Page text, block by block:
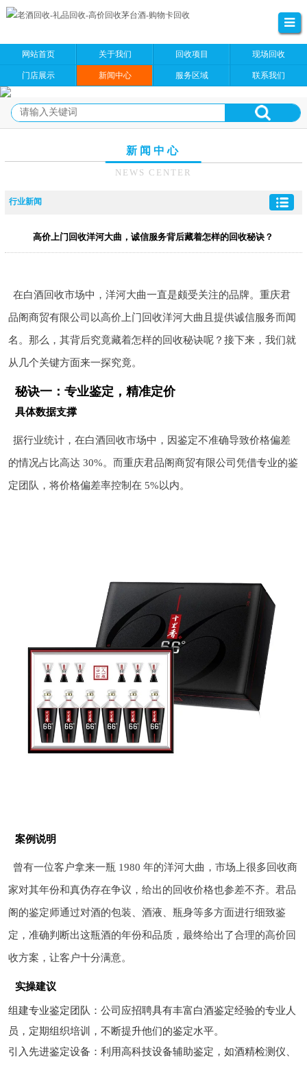
网站首页 关于我们 回收项目 现场回收
门店展示 新闻中心 服务区域 联系我们
新闻中心
NEWS CENTER
行业新闻
高价上门回收洋河大曲，诚信服务背后藏着怎样的回收秘诀？
在白酒回收市场中，洋河大曲一直是颇受关注的品牌。重庆君
品阁商贸有限公司以高价上门回收洋河大曲且提供诚信服务而闻
名。那么，其背后究竟藏着怎样的回收秘诀呢？接下来，我们就
从几个关键方面来一探究竟。
秘诀一：专业鉴定，精准定价
具体数据支撑
据行业统计，在白酒回收市场中，因鉴定不准确导致价格偏差
的情况占比高达 30%。而重庆君品阁商贸有限公司凭借专业的鉴
定团队，将价格偏差率控制在 5%以内。
案例说明
曾有一位客户拿来一瓶 1980 年的洋河大曲，市场上很多回收商
家对其年份和真伪存在争议，给出的回收价格也参差不齐。君品
阁的鉴定师通过对酒的包装、酒液、瓶身等多方面进行细致鉴
定，准确判断出这瓶酒的年份和品质，最终给出了合理的高价回
收方案，让客户十分满意。
实操建议
组建专业鉴定团队：公司应招聘具有丰富白酒鉴定经验的专业人
员，定期组织培训，不断提升他们的鉴定水平。
引入先进鉴定设备：利用高科技设备辅助鉴定，如酒精检测仪、